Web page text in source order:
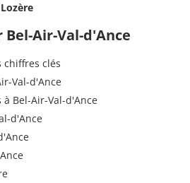
Bel-Air-Val-d'Ance
chiffres clés
Val-d'Ance
à Bel-Air-Val-d'Ance
d'Ance